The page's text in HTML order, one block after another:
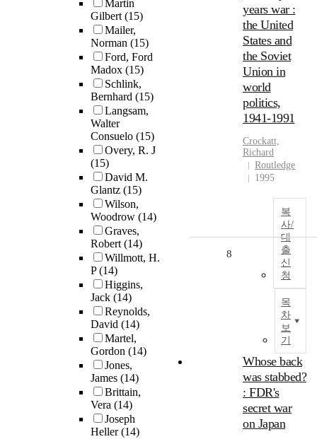
Martin
Gilbert(15)
Mailer,
Norman (15)
Ford, Ford
Madox (15)
Schlink,
Bernhard (15)
Langsam,
Walter
Consuelo (15)
Overy, R. J
(15)
David M.
Glantz (15)
Wilson,
Woodrow (14)
Graves,
Robert(14)
Willmott, H.
P(14)
Higgins,
Jack (14)
Reynolds,
David (14)
Martel,
Gordon (14)
Jones,
James (14)
Brittain,
Vera (14)
Joseph
Heller(14)
years war :
the United
States and
the Soviet
Union in
world
politics,
1941-1991
Crockatt,
Richard
Routledge
1995
복
사/
대
출
신
청
목
차
보
기
8
Whose back
was stabbed?
: FDR's
secret war
on Japan